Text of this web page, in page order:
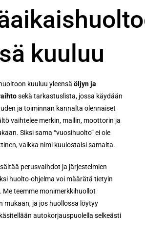
kuuluu
kuuluu yleensä öljyn ja
sekä tarkastuslista, jossa käydään
ja toiminnan kannalta olennaiset
vaihtelee merkin, mallin, moottorin ja
Siksi sama “vuosihuolto” ei ole
vaikka nimi kuulostaisi samalta.
perusvaihdot ja järjestelmien
huolto-ohjelma voi määrätä tietyin
teemme monimerkkihuollot
mukaan, ja jos huollossa löytyy
autokorjauspuolella selkeästi